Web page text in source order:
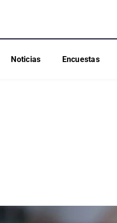
Noticias Encuestas